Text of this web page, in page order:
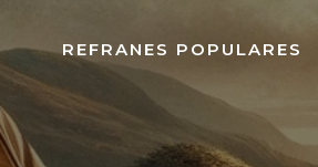
REFRANES POPULARES